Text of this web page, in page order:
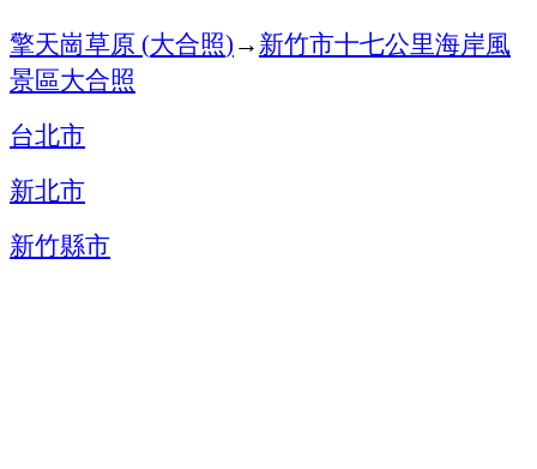
擎天崗草原 (大合照) →新竹市十七公里海岸風
景區大合照
台北市
新北市
新竹縣市